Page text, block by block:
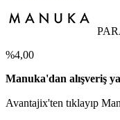
%4,00
Manuka'dan alışveriş
Avantajix'ten tıklayıp